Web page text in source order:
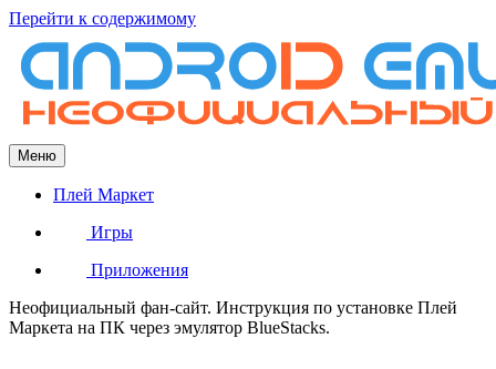
Перейти к содержимому
Меню
Плей Маркет
Игры
Приложения
Неофициальный фан-сайт. Инструкция по установке Плей
Маркета на ПК через эмулятор BlueStacks.